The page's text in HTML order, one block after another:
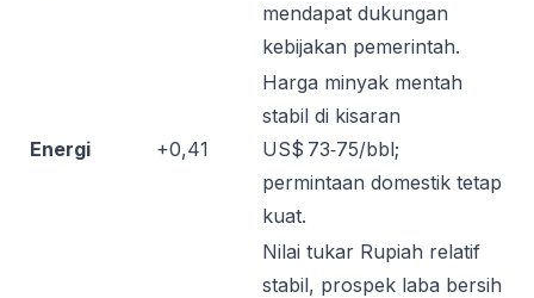
mendapat dukungan
kebijakan pemerintah.
Energi +0,41
Harga minyak mentah
stabil di kisaran
US$ 73‑75/bbl;
permintaan domestik tetap
kuat.
Nilai tukar Rupiah relatif
stabil, prospek laba bersih